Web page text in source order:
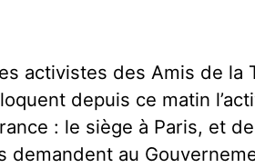
activistes des Amis de la
depuis ce matin
: le siège à Paris, et
demandent au